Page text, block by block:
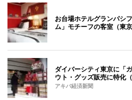
お台場ホテルグランパシ
ム」モチーフの客室（東
ダイバーシティ東京に「
ウト・グッズ販売に特化
アキバ経済新聞